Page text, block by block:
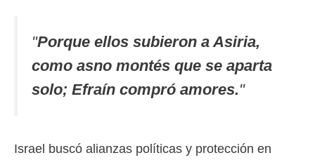
"Porque ellos subieron a Asiria,
como asno montés que se aparta
solo; Efraín compró amores."
Israel buscó alianzas políticas y protección en